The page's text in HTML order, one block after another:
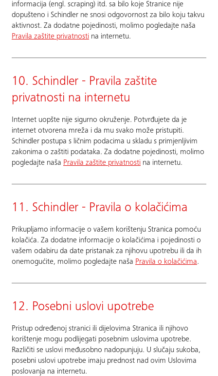
informacija (engl. scraping) itd. sa bilo koje Stranice nije
dopušteno i Schindler ne snosi odgovornost za bilo koju takvu
aktivnost. Za dodatne pojedinosti, molimo pogledajte naša
Pravila zaštite privatnosti na internetu.
10. Schindler - Pravila zaštite
privatnosti na internetu
Internet uopšte nije sigurno okruženje. Potvrđujete da je
internet otvorena mreža i da mu svako može pristupiti.
Schindler postupa s ličnim podacima u skladu s primjenljivim
zakonima o zaštiti podataka. Za dodatne pojedinosti, molimo
pogledajte naša Pravila zaštite privatnosti na internetu.
11. Schindler - Pravila o kolačićima
Prikupljamo informacije o vašem korištenju Stranica pomoću
kolačića. Za dodatne informacije o kolačićima i pojedinosti o
vašem odabiru da date pristanak za njihovu upotrebu ili da ih
onemogućite, molimo pogledajte naša Pravila o kolačićima.
12. Posebni uslovi upotrebe
Pristup određenoj stranici ili dijelovima Stranica ili njihovo
korištenje mogu podlijegati posebnim uslovima upotrebe.
Različiti se uslovi međusobno nadopunjuju. U slučaju sukoba,
posebni uslovi upotrebe imaju prednost nad ovim Uslovima
poslovanja na internetu.